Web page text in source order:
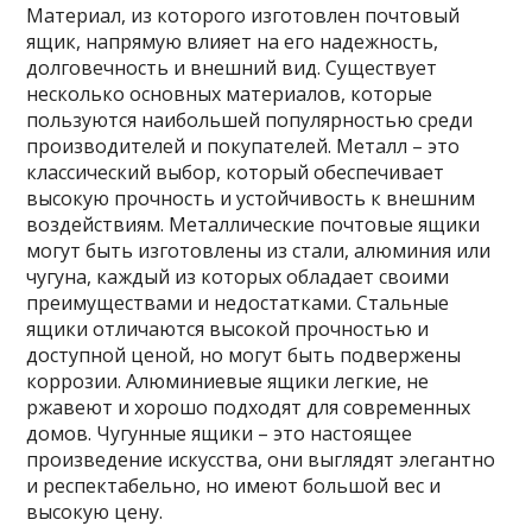
Материал, из которого изготовлен почтовый
ящик, напрямую влияет на его надежность,
долговечность и внешний вид. Существует
несколько основных материалов, которые
пользуются наибольшей популярностью среди
производителей и покупателей. Металл – это
классический выбор, который обеспечивает
высокую прочность и устойчивость к внешним
воздействиям. Металлические почтовые ящики
могут быть изготовлены из стали, алюминия или
чугуна, каждый из которых обладает своими
преимуществами и недостатками. Стальные
ящики отличаются высокой прочностью и
доступной ценой, но могут быть подвержены
коррозии. Алюминиевые ящики легкие, не
ржавеют и хорошо подходят для современных
домов. Чугунные ящики – это настоящее
произведение искусства, они выглядят элегантно
и респектабельно, но имеют большой вес и
высокую цену.